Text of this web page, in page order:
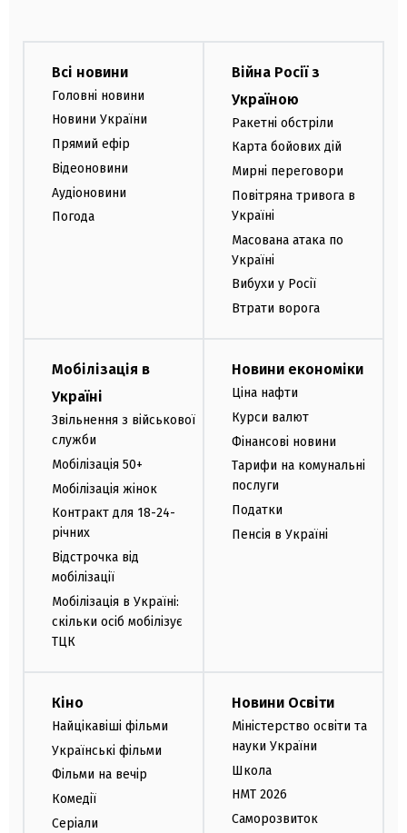
Всі новини
Головні новини
Новини України
Прямий ефір
Відеоновини
Аудіоновини
Погода
Війна Росії з
Україною
Ракетні обстріли
Карта бойових дій
Мирні переговори
Повітряна тривога в
Україні
Масована атака по
Україні
Вибухи у Росії
Втрати ворога
Мобілізація в
Україні
Звільнення з військової
служби
Мобілізація 50+
Мобілізація жінок
Контракт для 18-24-
річних
Відстрочка від
мобілізації
Мобілізація в Україні:
скільки осіб мобілізує
ТЦК
Новини економіки
Ціна нафти
Курси валют
Фінансові новини
Тарифи на комунальні
послуги
Податки
Пенсія в Україні
Кіно
Найцікавіші фільми
Українські фільми
Фільми на вечір
Комедії
Серіали
Новини Освіти
Міністерство освіти та
науки України
Школа
НМТ 2026
Саморозвиток